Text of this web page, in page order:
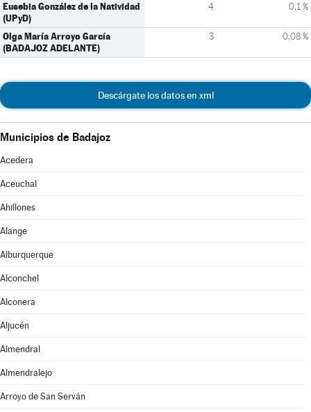
Eusebia González de la Natividad
(UPyD)
4 0,1 %
Olga María Arroyo García
(BADAJOZ ADELANTE)
3 0,08 %
Descárgate los datos en xml
Municipios de Badajoz
Acedera
Aceuchal
Ahillones
Alange
Alburquerque
Alconchel
Alconera
Aljucén
Almendral
Almendralejo
Arroyo de San Serván